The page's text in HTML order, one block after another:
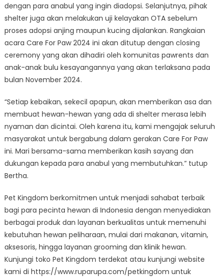
dengan para anabul yang ingin diadopsi. Selanjutnya, pihak
shelter juga akan melakukan uji kelayakan OTA sebelum
proses adopsi anjing maupun kucing dijalankan. Rangkaian
acara Care For Paw 2024 ini akan ditutup dengan closing
ceremony yang akan dihadiri oleh komunitas pawrents dan
anak-anak bulu kesayangannya yang akan terlaksana pada
bulan November 2024.
“Setiap kebaikan, sekecil apapun, akan memberikan asa dan
membuat hewan-hewan yang ada di shelter merasa lebih
nyaman dan dicintai. Oleh karena itu, kami mengajak seluruh
masyarakat untuk bergabung dalam gerakan Care For Paw
ini. Mari bersama-sama memberikan kasih sayang dan
dukungan kepada para anabul yang membutuhkan.” tutup
Bertha.
Pet Kingdom berkomitmen untuk menjadi sahabat terbaik
bagi para pecinta hewan di Indonesia dengan menyediakan
berbagai produk dan layanan berkualitas untuk memenuhi
kebutuhan hewan peliharaan, mulai dari makanan, vitamin,
aksesoris, hingga layanan grooming dan klinik hewan.
Kunjungi toko Pet Kingdom terdekat atau kunjungi website
kami di https://www.ruparupa.com/petkingdom untuk